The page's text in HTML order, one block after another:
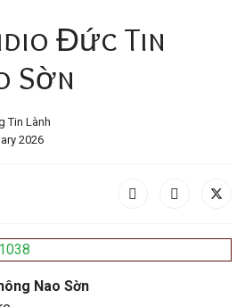
Đức Tin
Sờn
Tin Lành
2026
Nao Sờn